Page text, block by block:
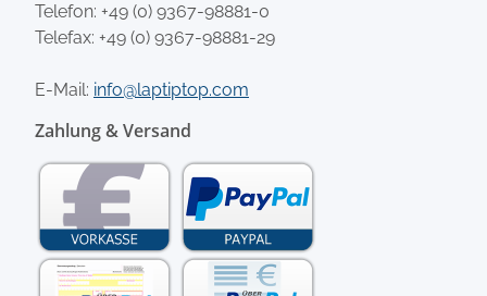
Telefon: +49 (0) 9367-98881-0
Telefax: +49 (0) 9367-98881-29
E-Mail: info@laptiptop.com
Zahlung & Versand